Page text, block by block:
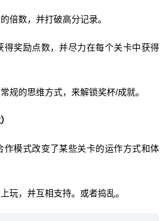
数，并打破高分记录。
奖励点数，并尽力在每个关卡中获得
的思维方式，来解锁奖杯/成就。
模式改变了某些关卡的运作方式和体
，并互相支持。或者捣乱。